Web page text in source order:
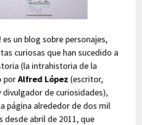
es un blog sobre personajes,
curiosas que han sucedido a
(la intrahistoria de la
porAlfred López (escritor,
de curiosidades),
página alrededor de dos mil
desde abril de 2011, que